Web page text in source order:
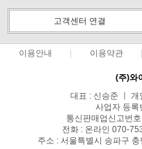
고객센터 연결
이용안내 이용약관
(주)와
대표 : 신승준 ㅣ
사업자 등
통신판매업신고번
전화 : 온라인 070-
주소 : 서울특별시 송파구